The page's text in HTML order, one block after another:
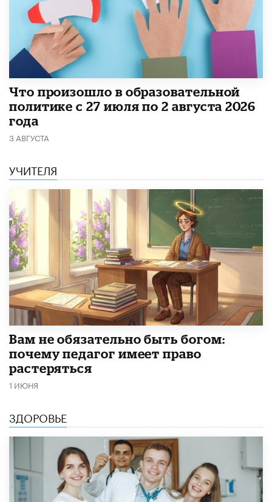
​Что произошло в образовательной
политике с 27 июля по 2 августа 2026
года
3 АВГУСТА
УЧИТЕЛЯ
​Вам не обязательно быть богом:
почему педагог имеет право
растеряться
1 ИЮНЯ
ЗДОРОВЬЕ